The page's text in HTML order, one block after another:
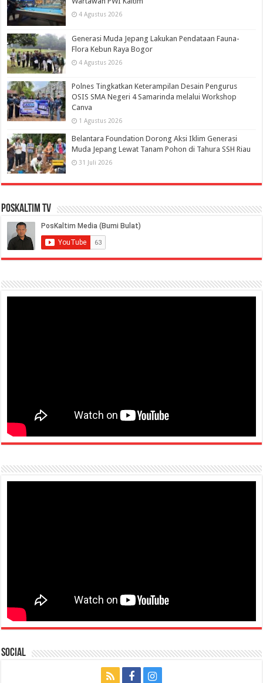
4 Agustus 2026
Generasi Muda Jepang Lakukan Pendataan Fauna-
Flora Kebun Raya Bogor
4 Agustus 2026
Polnes Tingkatkan Keterampilan Desain Pengurus
OSIS SMA Negeri 4 Samarinda melalui Workshop
Canva
1 Agustus 2026
Belantara Foundation Dorong Aksi Iklim Generasi
Muda Jepang Lewat Tanam Pohon di Tahura SSH Riau
31 Juli 2026
PosKaltim TV
Social